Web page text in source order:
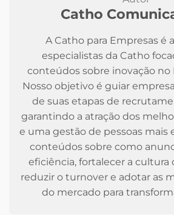
Catho
A Catho para Empresas é
especialistas da Catho
conteúdos sobre inovação no
Nosso objetivo é guiar
de suas etapas de
garantindo a atração dos
e uma gestão de pessoas mais
conteúdos sobre como
eficiência, fortalecer a cultura
reduzir o turnover e adotar as
do mercado para